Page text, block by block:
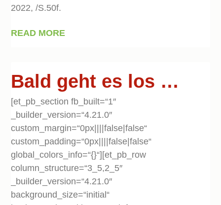
2022, /S.50f.
READ MORE
Bald geht es los …
[et_pb_section fb_built=“1″
_builder_version=“4.21.0″
custom_margin=“0px||||false|false“
custom_padding=“0px||||false|false“
global_colors_info=“{}“][et_pb_row
column_structure=“3_5,2_5″
_builder_version=“4.21.0″
background_size=“initial“